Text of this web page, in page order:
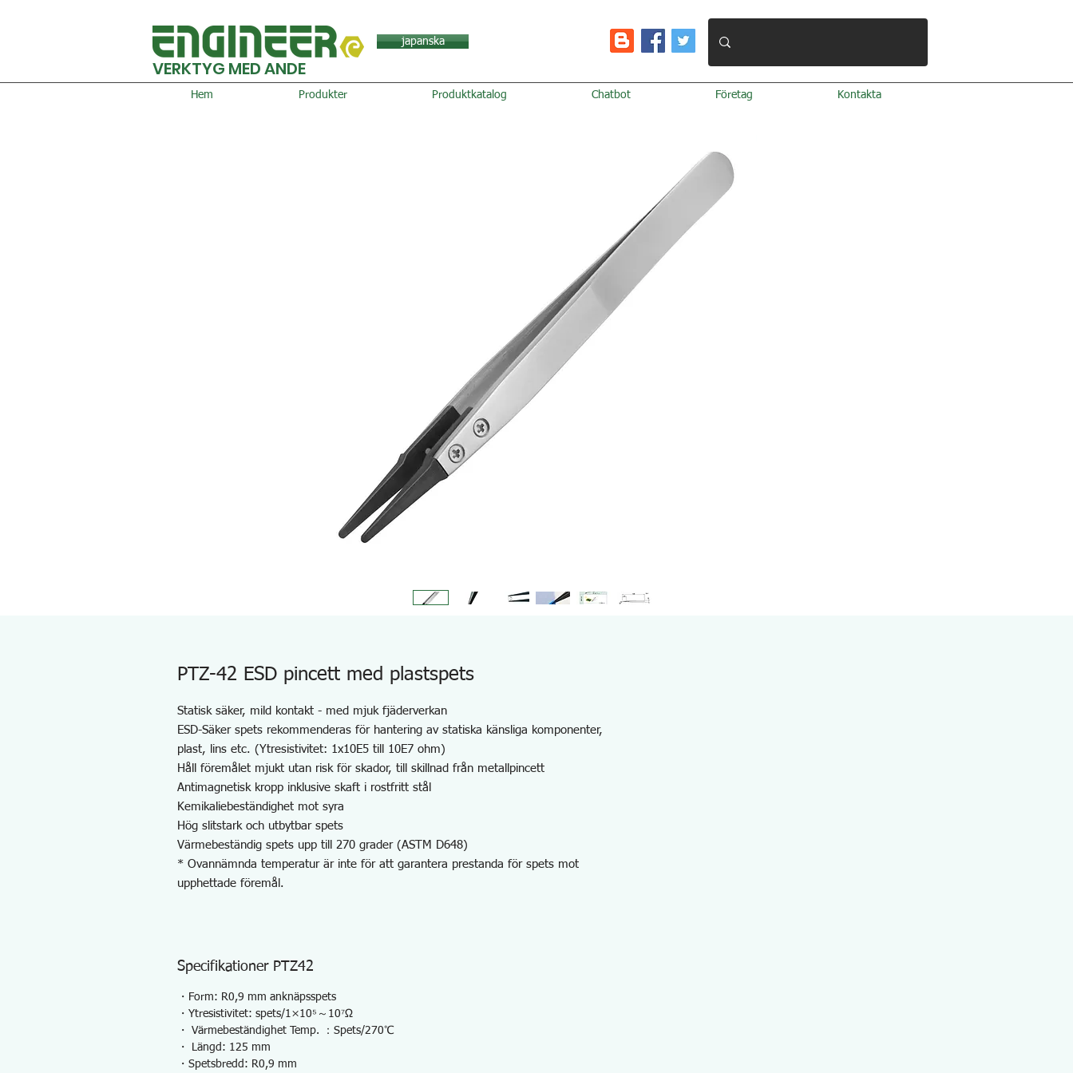
japanska
VERKTYG MED ANDE
Hem Produkter Produktkatalog Chatbot Företag Kontakta
PTZ-42 ESD pincett med plastspets
Statisk säker, mild kontakt - med mjuk fjäderverkan
ESD-Säker spets rekommenderas för hantering av statiska känsliga komponenter,
plast, lins etc. (Ytresistivitet: 1x10E5 till 10E7 ohm)
Håll föremålet mjukt utan risk för skador, till skillnad från metallpincett
Antimagnetisk kropp inklusive skaft i rostfritt stål
Kemikaliebeständighet mot syra
Hög slitstark och utbytbar spets
Värmebeständig spets upp till 270 grader (ASTM D648)
* Ovannämnda temperatur är inte för att garantera prestanda för spets mot
upphettade föremål.
Specifikationer PTZ42
・Form: R0,9 mm anknäpsspets
・Ytresistivitet: spets/1×10⁵～10⁷Ω
・ Värmebeständighet Temp. ：Spets/270℃
・ Längd: 125 mm
・Spetsbredd: R0,9 mm